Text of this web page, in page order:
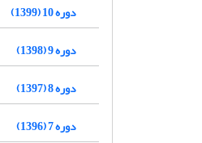
دوره 10 (1399)
دوره 9 (1398)
دوره 8 (1397)
دوره 7 (1396)